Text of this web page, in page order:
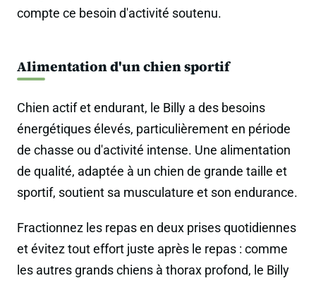
compte ce besoin d'activité soutenu.
Alimentation d'un chien sportif
Chien actif et endurant, le Billy a des besoins
énergétiques élevés, particulièrement en période
de chasse ou d'activité intense. Une alimentation
de qualité, adaptée à un chien de grande taille et
sportif, soutient sa musculature et son endurance.
Fractionnez les repas en deux prises quotidiennes
et évitez tout effort juste après le repas : comme
les autres grands chiens à thorax profond, le Billy